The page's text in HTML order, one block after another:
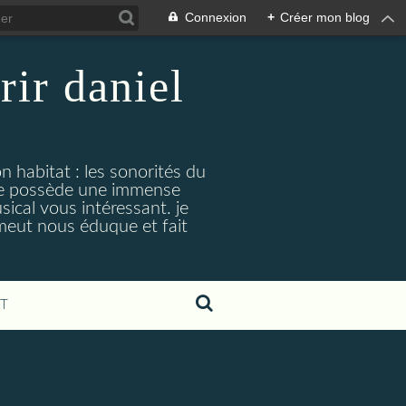
Connexion + Créer mon blog
daniel
habitat : les sonorités du
possède une immense
vous intéressant. je
nous éduque et fait